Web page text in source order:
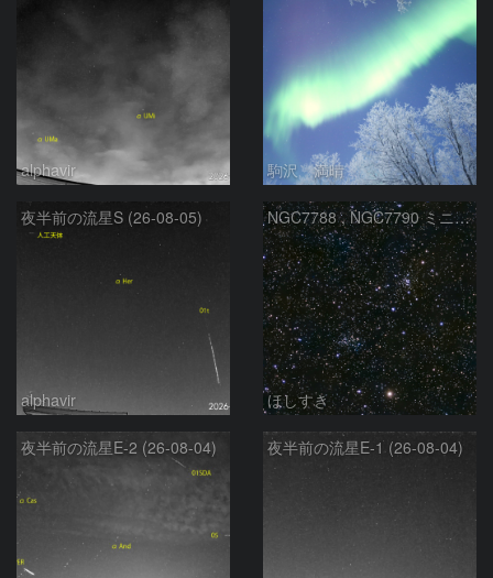
alphavir 駒沢 満晴
夜半前の流星S (26-08-05)
alphavir
NGC7788 , NGC7790 ミニ二重星団
ほしすき
夜半前の流星E-2 (26-08-04) 夜半前の流星E-1 (26-08-04)